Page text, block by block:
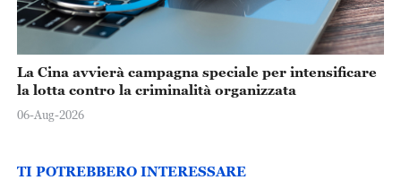
La Cina avvierà campagna speciale per intensificare
la lotta contro la criminalità organizzata
06-Aug-2026
TI POTREBBERO INTERESSARE